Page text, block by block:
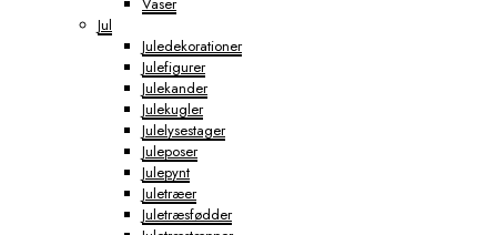
Jul
Juledekorationer
Julefigurer
Julekander
Julekugler
Julelysestager
Juleposer
Julepynt
Juletræer
Juletræsfødder